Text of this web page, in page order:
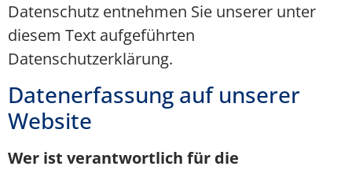
Datenschutz entnehmen Sie unserer unter
diesem Text aufgeführten
Datenschutzerklärung.
Datenerfassung auf unserer
Website
Wer ist verantwortlich für die